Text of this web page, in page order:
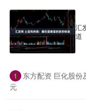
汇
道
1
东方配资 巨化股份
元